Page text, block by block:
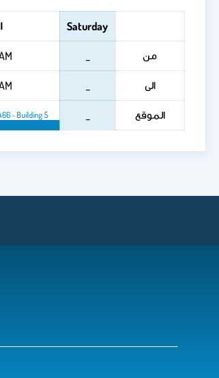
Saturday
من
الى
الموقع - Building 5